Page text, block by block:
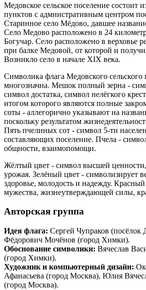
Медовское сельское поселение состоит
пунктов с адмнистративным центром
Старинное село Мёдово, давшее
Село Медово расположено в 24
Богучар. Село расположено в верховье
при балке Медовой, от которой и
Возникло село в начале XIX века.
Символика флага Медовского сельского
многозначна. Мешок полный зерна -
символ достатка, символ нелёгкого
итогом которого являются полные
соты - аллегорично указывают на
поскольку результатом
Пять пчелиных сот - символ 5-ти
составляющих поселение. Пчела -
общности, взаимопомощи.
Жёлтый цвет - символ высшей ценности,
урожая. Зелёный цвет - символизирует
здоровье, молодость и надежду.
мужества, жизнеутверждающей силы,
Авторская группа
Идея флага: Сергей Чупраков (посёлок
Фёдорович Мочёнов (город Химки).
Обоснование символики: Вячеслав
(город Химки).
Художник и компьютерный дизайн:
Афанасьева (город Москва), Юлия
(город Москва).